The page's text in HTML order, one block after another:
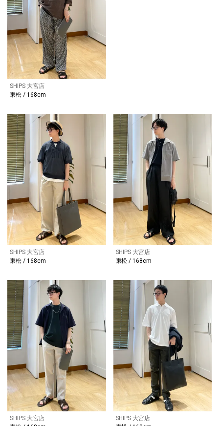
SHIPS 大宮店
東松 / 168cm
SHIPS 大宮店
東松 / 168cm
SHIPS 大宮店
東松 / 168cm
SHIPS 大宮店
SHIPS 大宮店